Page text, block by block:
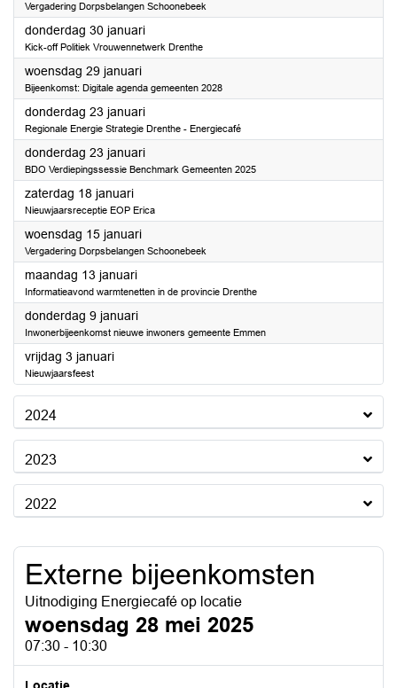
Vergadering Dorpsbelangen Schoonebeek
donderdag 30 januari2025
Kick-off Politiek Vrouwennetwerk Drenthe
woensdag 29 januari2025
Bijeenkomst: Digitale agenda gemeenten 2028
donderdag 23 januari2025
Regionale Energie Strategie Drenthe - Energiecafé
donderdag 23 januari2025
BDO Verdiepingssessie Benchmark Gemeenten 2025
zaterdag 18 januari2025
Nieuwjaarsreceptie EOP Erica
woensdag 15 januari2025
Vergadering Dorpsbelangen Schoonebeek
maandag 13 januari2025
Informatieavond warmtenetten in de provincie Drenthe
donderdag 9 januari2025
Inwonerbijeenkomst nieuwe inwoners gemeente Emmen
vrijdag 3 januari2025
Nieuwjaarsfeest
2024
2023
2022
Externe bijeenkomsten
Uitnodiging Energiecafé op locatie
woensdag 28 mei 2025
07:30 - 10:30